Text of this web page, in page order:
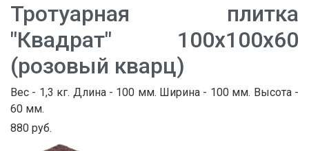
Тротуарная плитка
"Квадрат" 100х100х60
(розовый кварц)
Вес - 1,3 кг. Длина - 100 мм. Ширина - 100 мм. Высота -
60 мм.
880 руб.